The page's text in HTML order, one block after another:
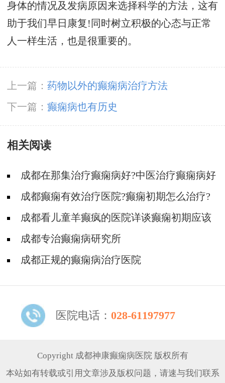
身体的情况及发病原因来选择科学的方法，这有
助于我们早日康复!同时树立积极的心态与正常
人一样生活，也是很重要的。
上一篇： 药物以外的癫痫病治疗方法
下一篇： 癫痫病也有历史
相关阅读
成都在那集治疗癫痫病好?中医治疗癫痫病好
吗?成都癫痫有效治疗医院?癫痫初期怎么治疗?
成都看儿童羊癫疯的医院详谈癫痫初期应该
怎么治疗?
成都专治癫痫病研究所
成都正规的癫痫病治疗医院
医院电话： 028-61197977
Copyright 成都神康癫痫病医院 版权所有
本站如有转载或引用文章涉及版权问题，请速与我们联系